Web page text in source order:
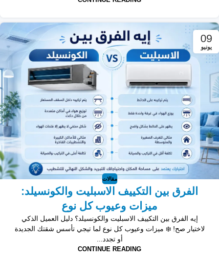
09
يونيو
مقالات
الفرق بين التكييف الاسبليت والكونسيلد:
ميزات وعيوب كل نوع
إيه الفرق بين التكييف الاسبليت والكونسيلد؟ دليل العميل الذكي
لاختيار صح! ❄️ ميزات وعيوب كل نوع لما تيجي تأسس شقتك الجديدة
أو تجدد...
CONTINUE READING